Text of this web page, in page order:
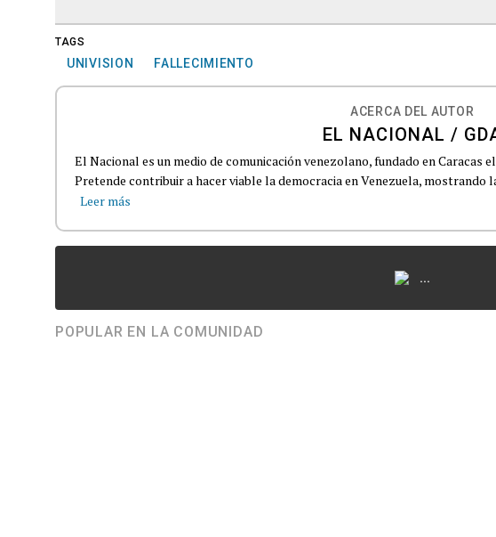
TAGS
UNIVISION FALLECIMIENTO
ACERCA DEL AUTOR
EL NACIONAL /
El Nacional es un medio de comunicación venezolano, fundado en Caracas
Pretende contribuir a hacer viable la democracia en Venezuela, mostrando
Leer más
...
POPULAR EN LA COMUNIDAD